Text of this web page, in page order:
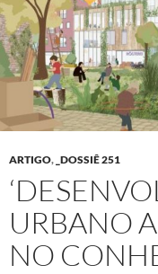
ARTIGO, _DOSSIÊ 251
URBANO
NO